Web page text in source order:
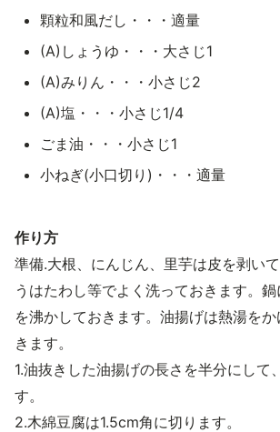
顆粒和風だし・・・適量
(A)しょうゆ・・・大さじ1
(A)みりん・・・小さじ2
(A)塩・・・小さじ1/4
ごま油・・・小さじ1
小ねぎ(小口切り)・・・適量
作り方
準備.大根、にんじん、里芋は皮を剥い
うはたわし等でよく洗っておきます。
を沸かしておきます。油揚げは熱湯を
きます。
1.油抜きした油揚げの長さを半分にして
す。
2.木綿豆腐は1.5cm角に切ります。